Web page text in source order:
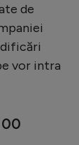
de
vor intra